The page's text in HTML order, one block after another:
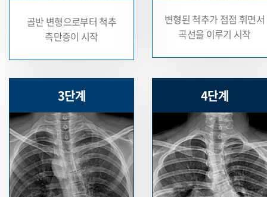
골반 변형으로부터 척추
측만증이 시작
변형된 척추가 점점 휘면서
곡선을 이루기 시작
3단계 4단계